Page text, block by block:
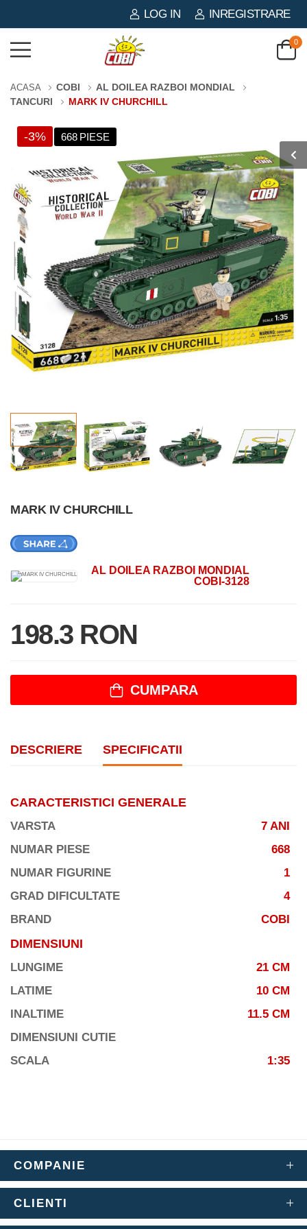
LOG IN INREGISTRARE
0
ACASA COBI
AL DOILEA RAZBOI MONDIAL
TANCURI
MARK IV CHURCHILL
-3% 668 PIESE
MARK IV CHURCHILL
AL DOILEA RAZBOI MONDIAL
COBI-3128
198.3 RON
CUMPARA
DESCRIERE SPECIFICATII
CARACTERISTICI GENERALE
VARSTA
7 ANI
NUMAR PIESE
668
NUMAR FIGURINE
1
GRAD DIFICULTATE
4
BRAND
COBI
DIMENSIUNI
LUNGIME
21 CM
LATIME
10 CM
INALTIME
11.5 CM
DIMENSIUNI CUTIE
SCALA
1:35
COMPANIE
CLIENTI